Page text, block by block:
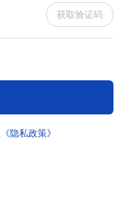
获取验证码
《隐私政策》